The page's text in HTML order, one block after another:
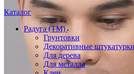
Каталог
Радуга (ТМ)
Грунтовки
Декоративные
Для дерева
Для металла